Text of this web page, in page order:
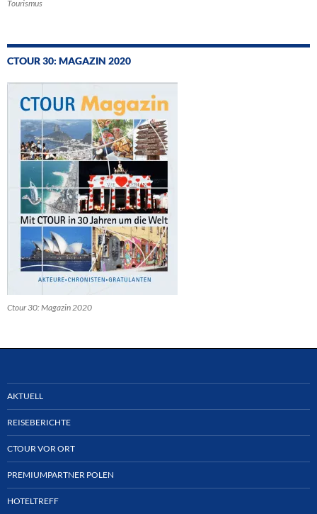
Tourismus
CTOUR 30: MAGAZIN 2020
Ctour 30: Magazin 2020
AKTUELL
REISEBERICHTE
CTOUR VOR ORT
PREMIUMPARTNER POLEN
HOTELTREFF